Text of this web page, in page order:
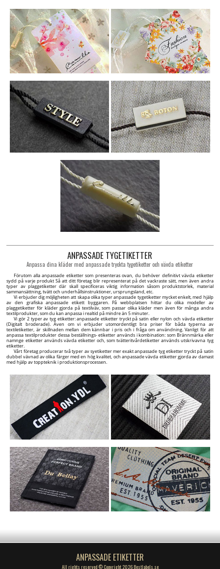
ANPASSADE TYGETIKETTER
Anpassa dina kläder med anpassade tryckta tygetiketter och vävda etiketter
Förutom alla anpassade etiketter som presenteras ovan, du behöver definitivt vävda etiketter
sydd på varje produkt Så att ditt företag blir representerat på det vackraste sätt, men även andra
typer av plaggetiketter där skall specificeras viktig information såsom produktstorlek, material
sammansättning, tvätt och underhållsinstruktioner, ursprungsland, etc.
Vi erbjuder dig möjligheten att skapa olika typer anpassade tygetiketter mycket enkelt, med hjälp
av den grafiska anpassade etikett byggaren. På webbplatsen hittar du olika modeller av
plaggetiketter för kläder gjorda på textilväv, som passar olika kläder men även för många andra
textilprodukter, som du kan anpassa i realtid på mindre än 5 minuter.
Vi gör 2 typer av tyg etiketter: anpassade etiketter tryckt på satin eller nylon och vävda etiketter
(Digitalt broderade). Även om vi erbjuder utomordentligt bra priser för båda typerna av
textiletiketter, är skillnaden mellan dem kännbar i pris och i fråga om användning. Vanligt för att
anpassa textilprodukter dessa beställnings- etiketter används i kombination: som Brännmärka eller
namnge etiketter används vävda etiketter och, som tvätteritvårdetiketter används utskrivavna tyg
etiketter.
Vårt företag producerar två typer av syetiketter mer exakt anpassade tyg etiketter tryckt på satin
dubbel vävnad av olika färger med en hög kvalitet, och anpassade vävda etiketter gjorda av damast
med hjälp av toppteknik i produktionsprocessen.
ANPASSADE ETIKETTER
All rights reserved © Copyright 2026 Bestlabels.se